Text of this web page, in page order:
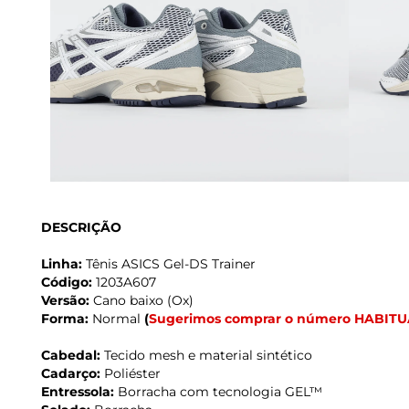
DESCRIÇÃO
Linha: Tênis ASICS Gel-DS Trainer
Código: 1203A607
Versão: Cano baixo (Ox)
Forma: Normal (Sugerimos comprar o número
Cabedal: Tecido mesh e material sintético
Cadarço: Poliéster
Entressola: Borracha com tecnologia GEL™